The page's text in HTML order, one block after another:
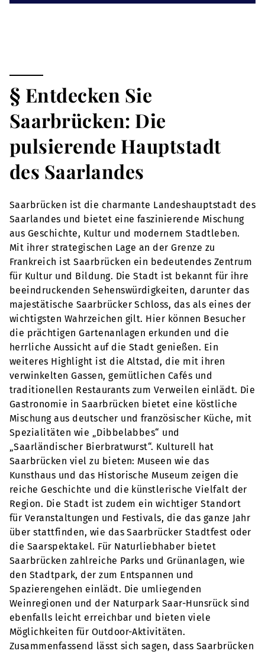
§ Entdecken Sie
Saarbrücken: Die
pulsierende Hauptstadt
des Saarlandes
Saarbrücken ist die charmante Landeshauptstadt des
Saarlandes und bietet eine faszinierende Mischung
aus Geschichte, Kultur und modernem Stadtleben.
Mit ihrer strategischen Lage an der Grenze zu
Frankreich ist Saarbrücken ein bedeutendes Zentrum
für Kultur und Bildung. Die Stadt ist bekannt für ihre
beeindruckenden Sehenswürdigkeiten, darunter das
majestätische Saarbrücker Schloss, das als eines der
wichtigsten Wahrzeichen gilt. Hier können Besucher
die prächtigen Gartenanlagen erkunden und die
herrliche Aussicht auf die Stadt genießen. Ein
weiteres Highlight ist die Altstad, die mit ihren
verwinkelten Gassen, gemütlichen Cafés und
traditionellen Restaurants zum Verweilen einlädt. Die
Gastronomie in Saarbrücken bietet eine köstliche
Mischung aus deutscher und französischer Küche, mit
Spezialitäten wie „Dibbelabbes“ und
„Saarländischer Bierbratwurst“. Kulturell hat
Saarbrücken viel zu bieten: Museen wie das
Kunsthaus und das Historische Museum zeigen die
reiche Geschichte und die künstlerische Vielfalt der
Region. Die Stadt ist zudem ein wichtiger Standort
für Veranstaltungen und Festivals, die das ganze Jahr
über stattfinden, wie das Saarbrücker Stadtfest oder
die Saarspektakel. Für Naturliebhaber bietet
Saarbrücken zahlreiche Parks und Grünanlagen, wie
den Stadtpark, der zum Entspannen und
Spazierengehen einlädt. Die umliegenden
Weinregionen und der Naturpark Saar-Hunsrück sind
ebenfalls leicht erreichbar und bieten viele
Möglichkeiten für Outdoor-Aktivitäten.
Zusammenfassend lässt sich sagen, dass Saarbrücken